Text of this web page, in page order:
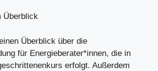
Überblick
Überblick über die
für Energieberater*innen, die in
erfolgt. Außerdem